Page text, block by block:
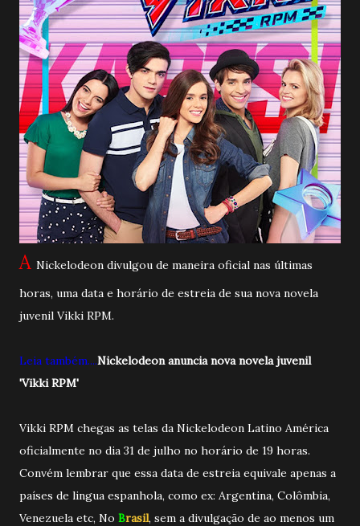
A Nickelodeon divulgou de maneira oficial nas últimas
horas, uma data e horário de estreia de sua nova novela
juvenil Vikki RPM.
Leia também....Nickelodeon anuncia nova novela juvenil
'Vikki RPM'
Vikki RPM chegas as telas da Nickelodeon Latino América
oficialmente no dia 31 de julho no horário de 19 horas.
Convém lembrar que essa data de estreia equivale apenas a
países de lingua espanhola, como ex: Argentina, Colômbia,
Venezuela etc, No Brasil, sem a divulgação de ao menos um